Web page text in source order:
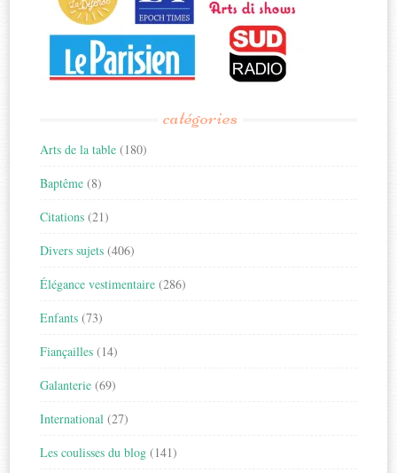
catégories
Arts de la table (180)
Baptême (8)
Citations (21)
Divers sujets (406)
Élégance vestimentaire (286)
Enfants (73)
Fiançailles (14)
Galanterie (69)
International (27)
Les coulisses du blog (141)